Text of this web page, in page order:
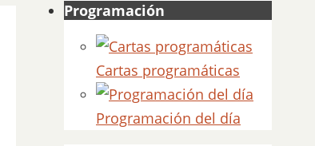
Programación
Cartas programáticas
Programación del día